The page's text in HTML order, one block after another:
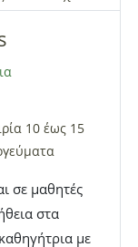
International
και
και
του κάθε
αυτός τα
IGCSE:
SAT:
10 έως 15
σε μαθητές
στα
με